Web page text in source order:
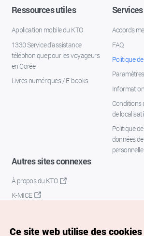
Ressources utiles
Application mobile du KTO
1330 Service d'assistance
téléphonique pour les voyageurs
en Corée
Livres numériques / E-books
Services
Accords
FAQ
Politique
Conditions
de
Politique
données
personnelle
Autres sites connexes
À propos du KTO
K-MICE
Ce site web utilise des cookies